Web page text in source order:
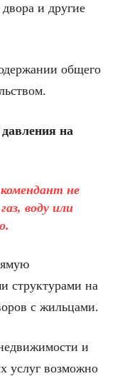
и другие
общего
давления на
комендант не
воду или
.
структурами на
с жильцами.
и
услуг возможно